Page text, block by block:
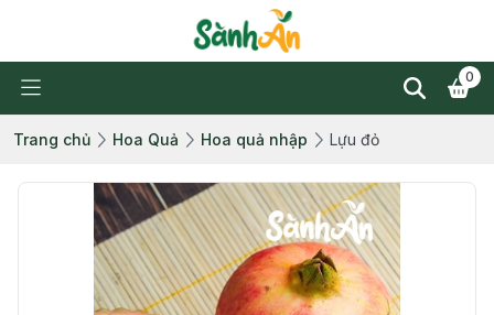
0
Trang chủ Hoa Quả Hoa quả nhập Lựu đỏ